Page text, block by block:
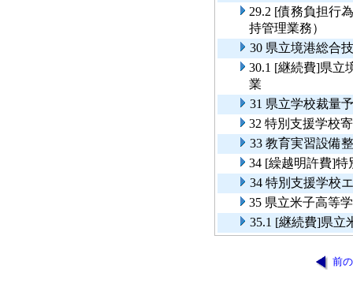
29.2 [債務負担行
持管理業務）
30 県立境港総合
30.1 [継続費]県立
業
31 県立学校裁量
32 特別支援学校
33 教育実習設備
34 [繰越明許費]
34 特別支援学校
35 県立米子高等
35.1 [継続費]県立
前